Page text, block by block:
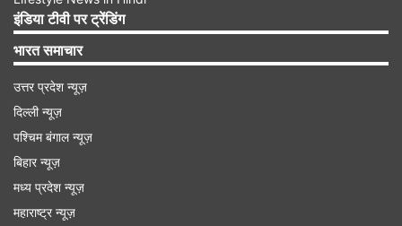
की अवैध संपत्तियां और ठिकाने हैं। उनकी इस लिस्ट में
अभिषेक बनर्जी का नाम भी शामिल है। शुभेंदु का दावा है
कि उनके पास कुल 24 संपत्तियां हैं जो जांच के दायरे में हैं।
इंडिया टीवी पर ट्रेंडिंग
भारत समाचार
उत्तर प्रदेश न्यूज़
दिल्ली न्यूज़
पश्चिम बंगाल न्यूज़
बिहार न्यूज़
मध्य प्रदेश न्यूज़
महाराष्ट्र न्यूज़